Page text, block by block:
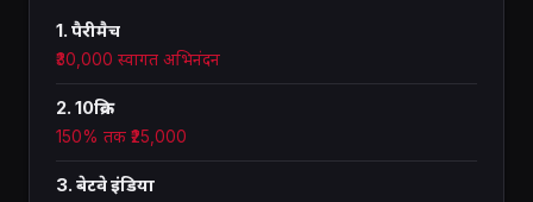
1. पैरीमैच
₹30,000 स्वागत अभिनंदन
2. 10क्रिक
150% तक ₹25,000
3. बेटवे इंडिया